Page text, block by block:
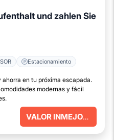
und zahlen Sie
Estacionamiento
en tu próxima escapada.
modernas y fácil
VALOR INMEJORABLE